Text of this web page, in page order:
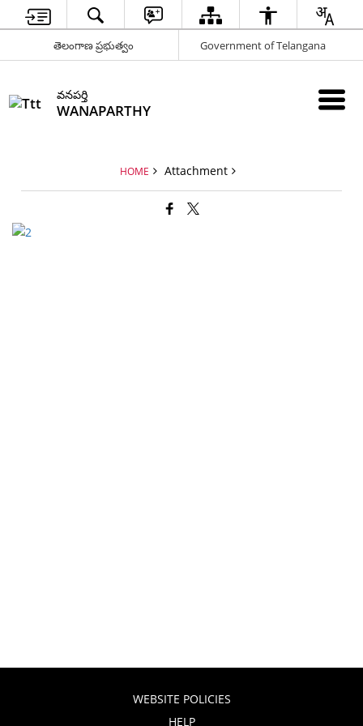
తెలంగాణ ప్రభుత్వం Government of Telangana
వనపర్తి
WANAPARTHY
HOME Attachment
WEBSITE POLICIES
HELP